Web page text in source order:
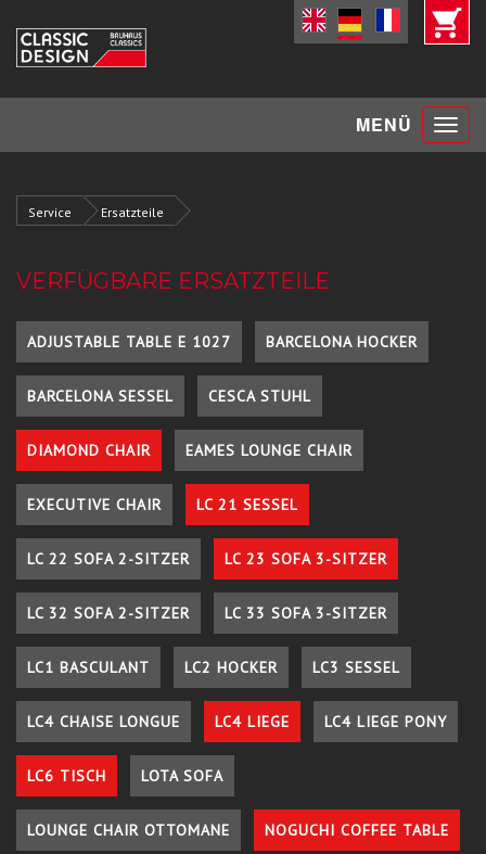
MENÜ Toggle
Service Ersatzteile
VERFÜGBARE ERSATZTEILE
ADJUSTABLE TABLE E 1027 BARCELONA HOCKER
BARCELONA SESSEL CESCA STUHL
DIAMOND CHAIR EAMES LOUNGE CHAIR
EXECUTIVE CHAIR LC 21 SESSEL
LC 22 SOFA 2-SITZER LC 23 SOFA 3-SITZER
LC 32 SOFA 2-SITZER LC 33 SOFA 3-SITZER
LC1 BASCULANT LC2 HOCKER LC3 SESSEL
LC4 CHAISE LONGUE LC4 LIEGE LC4 LIEGE PONY
LC6 TISCH LOTA SOFA
LOUNGE CHAIR OTTOMANE NOGUCHI COFFEE TABLE